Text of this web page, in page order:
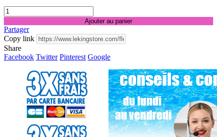
Ajouter au panier
Partager
Copy link
Share
Facebook Twitter Pinterest Google